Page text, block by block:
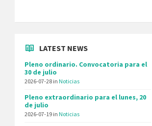
LATEST NEWS
Pleno ordinario. Convocatoria para el
30 de julio
2026-07-28 in Noticias
Pleno extraordinario para el lunes, 20
de julio
2026-07-19 in Noticias